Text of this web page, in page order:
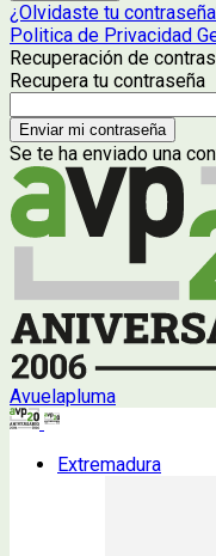
¿Olvidaste tu
Politica de Privacidad
Recuperación de
Recupera tu contraseña
Se te ha enviado una
Avuelapluma
Extremadura